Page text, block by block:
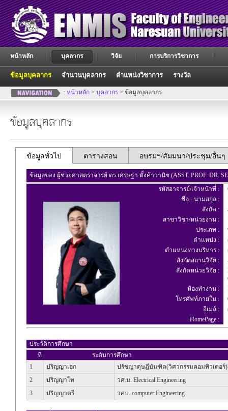
หน้าหลัก บุคลากร
ข้อมูลบุคลากร จำนวนบุคลากร ตำแหน่งวิชาการ รางวัล
วิจัย การบริการวิชาการ
: หน้าหลัก > บุคลากร > ข้อมูลบุคลากร
ข้อมูลบุคลากร
ข้อมูลทั่วไป ตารางสอน อบรมฯ/สัมมนา/ประชุม/อื่นๆ
ข้อมูลของ ผู้ช่วยศาสตราจารย์ ดร.เศรษฐา ตั้งค้าวานิช (ASST. PROF. DR.
รหัสอาจารย์/เจ้าหน้าที่ :
ชื่อ - นามสกุล :
สังกัด :
สาขาวิชา/หน่วยงาน :
ประเภท :
ตำแหน่ง :
ตำแหน่งทางบริหาร :
สังกัดสถานวิจัย :
สังกัดหน่วยวิจัย :
ห้องทำงาน :
โทรศัพท์ภายใน :
อีเมล์ :
HomePage :
ประวัติการศึกษา
ที่
ระดับการศึกษา
1
ปริญญาเอก
ปรัชญาดุษฎีบันฑิต(วิศวกรรมคอมพิวเตอร์)
2
ปริญญาโท
วศ.ม. Electrical Engineering
3
ปริญญาตรี วศบ. computer Engineering